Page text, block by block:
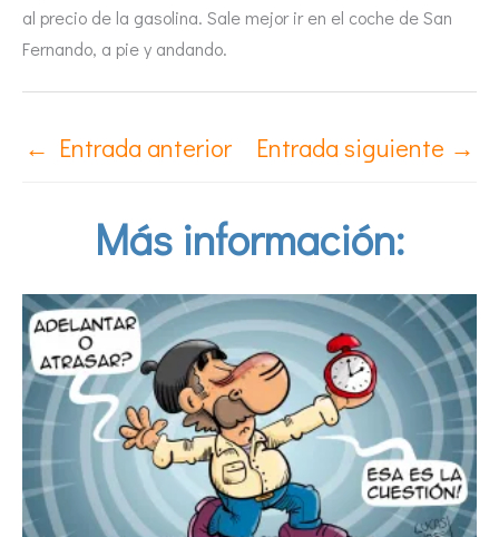
al precio de la gasolina. Sale mejor ir en el coche de San
Fernando, a pie y andando.
← Entrada anterior Entrada siguiente →
Más información: